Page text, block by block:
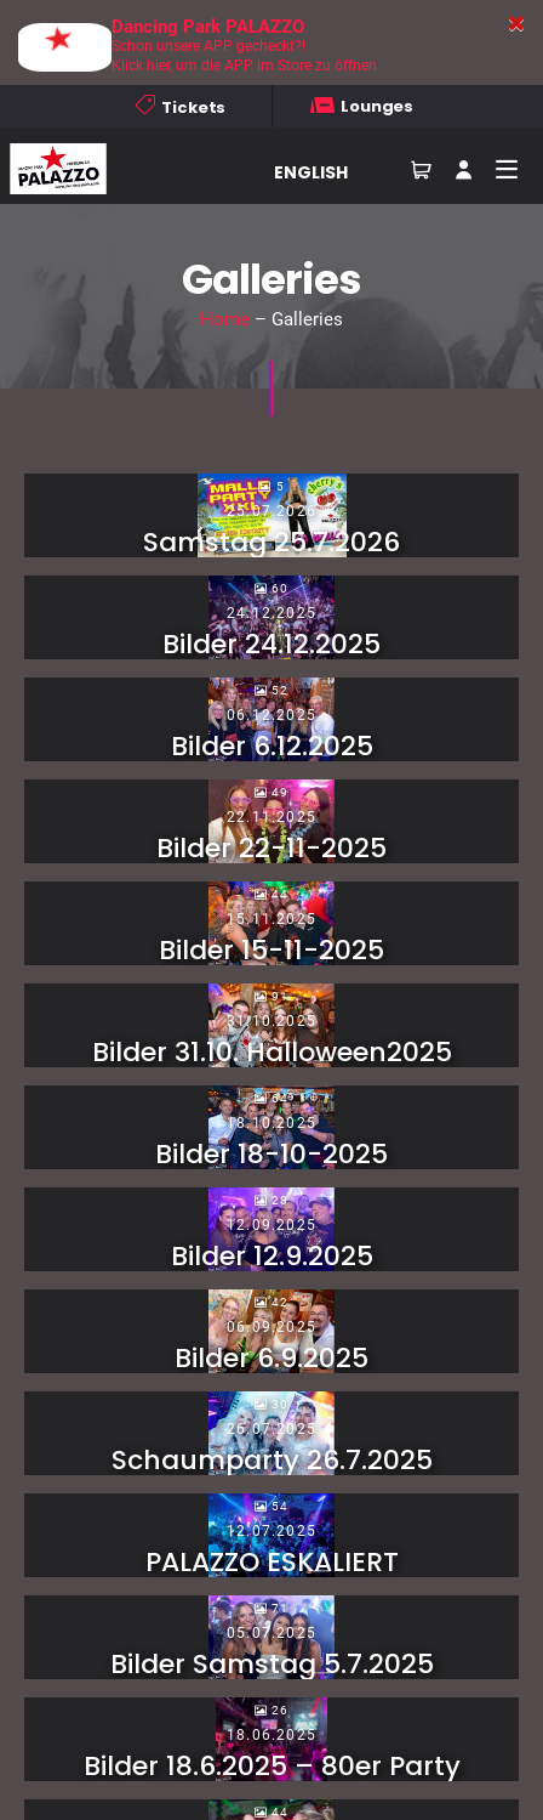
Tickets Lounges
ENGLISH
Galleries
Home– Galleries
5
25.07.2026
Samstag 25.7.2026
60
24.12.2025
Bilder 24.12.2025
52
06.12.2025
Bilder 6.12.2025
49
22.11.2025
Bilder 22-11-2025
44
15.11.2025
Bilder 15-11-2025
91
31.10.2025
Bilder 31.10. Halloween2025
64
18.10.2025
Bilder 18-10-2025
28
12.09.2025
Bilder 12.9.2025
42
06.09.2025
Bilder 6.9.2025
30
26.07.2025
Schaumparty 26.7.2025
54
12.07.2025
PALAZZO ESKALIERT
71
05.07.2025
Bilder Samstag 5.7.2025
26
18.06.2025
Bilder 18.6.2025 – 80er Party
44
Dancing Park PALAZZO
Schon unsere APP gecheckt?!
Klick hier, um die APP im Store zu öffnen